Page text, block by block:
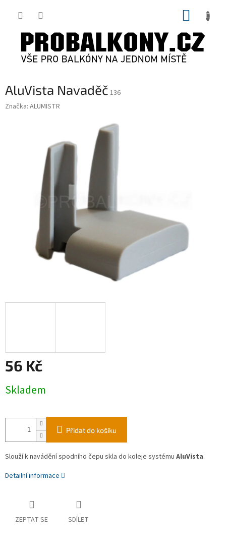
AluVista Navaděč 136
Značka: ALUMISTR
56 Kč
cena:
Skladem
Přidat do košíku
Slouží k navádění spodního čepu skla do koleje systému AluVista.
Detailní informace
ZEPTAT SE SDÍLET